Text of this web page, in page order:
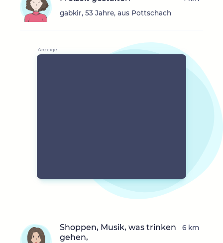
gabkir, 53 Jahre, aus Pottschach
Shoppen, Musik, was trinken
gehen,
6 km